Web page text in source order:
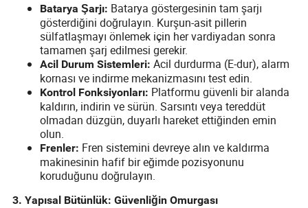
Batarya Şarjı: Batarya göstergesinin tam şarjı
gösterdiğini doğrulayın. Kurşun-asit pillerin
sülfatlaşmayı önlemek için her vardiyadan sonra
tamamen şarj edilmesi gerekir.
Acil Durum Sistemleri: Acil durdurma (E-dur), alarm
kornası ve indirme mekanizmasını test edin.
Kontrol Fonksiyonları: Platformu güvenli bir alanda
kaldırın, indirin ve sürün. Sarsıntı veya tereddüt
olmadan düzgün, duyarlı hareket ettiğinden emin
olun.
Frenler: Fren sistemini devreye alın ve kaldırma
makinesinin hafif bir eğimde pozisyonunu
koruduğunu doğrulayın.
3. Yapısal Bütünlük: Güvenliğin Omurgası